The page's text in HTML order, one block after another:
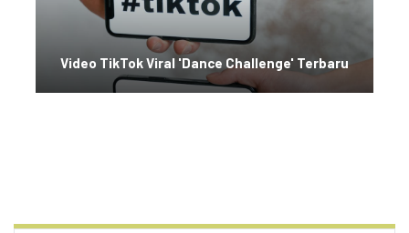
Video TikTok Viral 'Dance Challenge' Terbaru